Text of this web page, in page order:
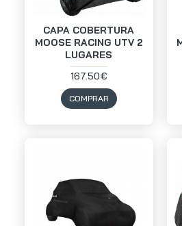
CAPA COBERTURA
MOOSE RACING UTV 2
LUGARES
167.50€
COMPRAR